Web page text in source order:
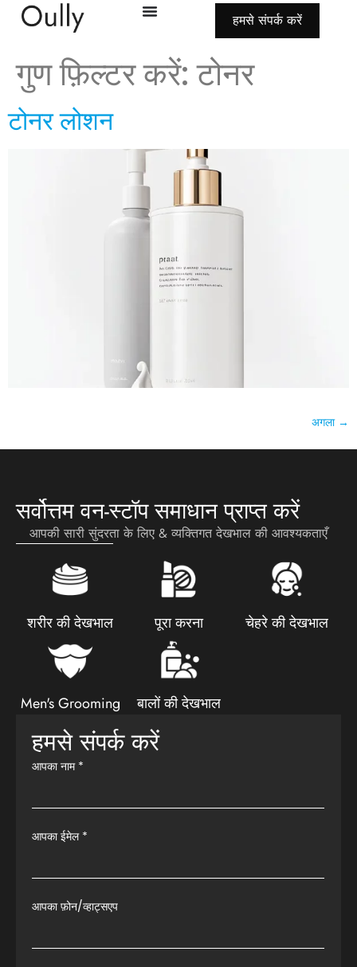
हमसे संपर्क करें
गुण फ़िल्टर करें:टोनर
टोनर लोशन
अगला →
सर्वोत्तम वन-स्टॉप समाधान प्राप्त करें
आपकी सारी सुंदरता के लिए & व्यक्तिगत देखभाल की आवश्यकताएँ
शरीर की देखभाल पूरा करना चेहरे की देखभाल
Men's Grooming बालों की देखभाल
हमसे संपर्क करें
आपका नाम *
आपका ईमेल *
आपका फ़ोन/व्हाट्सएप